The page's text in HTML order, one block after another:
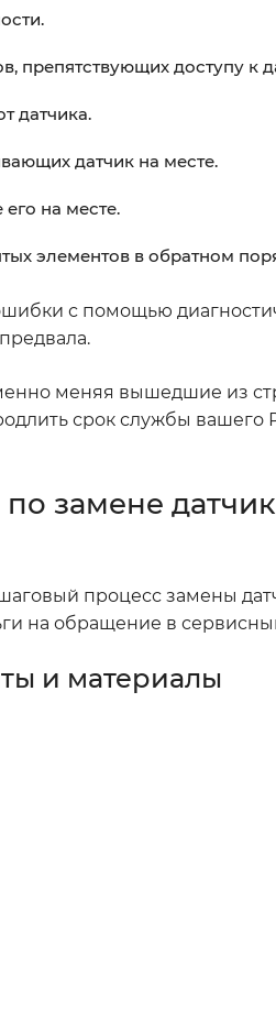
препятствующих доступу к
датчика.
датчик на месте.
на месте.
элементов в обратном
с помощью
меняя вышедшие из
срок службы
замене
процесс замены
на обращение в
и материалы